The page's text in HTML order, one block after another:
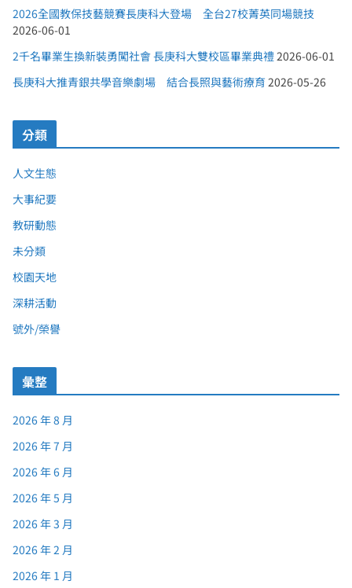
2026全國教保技藝競賽長庚科大登場 全台27校菁英同場競技
2026-06-01
2千名畢業生換新裝勇闖社會 長庚科大雙校區畢業典禮2026-06-01
長庚科大推青銀共學音樂劇場 結合長照與藝術療育 2026-05-26
分類
人文生態
大事紀要
教研動態
未分類
校園天地
深耕活動
號外/榮譽
彙整
2026 年 8 月
2026 年 7 月
2026 年 6 月
2026 年 5 月
2026 年 3 月
2026 年 2 月
2026 年 1 月